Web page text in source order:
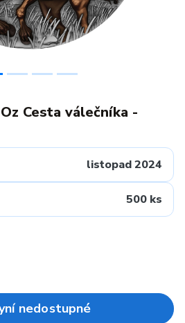
Cesta válečníka -
listopad 2024
500 ks
nedostupné